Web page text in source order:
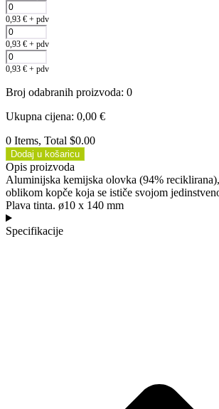
0,93 € + pdv
0,93 € + pdv
0,93 € + pdv
Broj odabranih proizvoda: 0
Ukupna cijena: 0,00 €
0 Items, Total $0.00
Dodaj u košaricu
Opis proizvoda
Aluminijska kemijska olovka (94%
oblikom kopče koja se ističe svojom
Plava tinta. ø10 x 140 mm
Specifikacije